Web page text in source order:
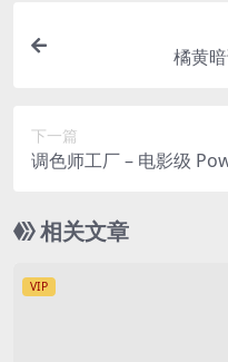
橘黄
下一篇
调色师工厂 – 电影级 Power Grades + Ultimate Co
相关文章
VIP